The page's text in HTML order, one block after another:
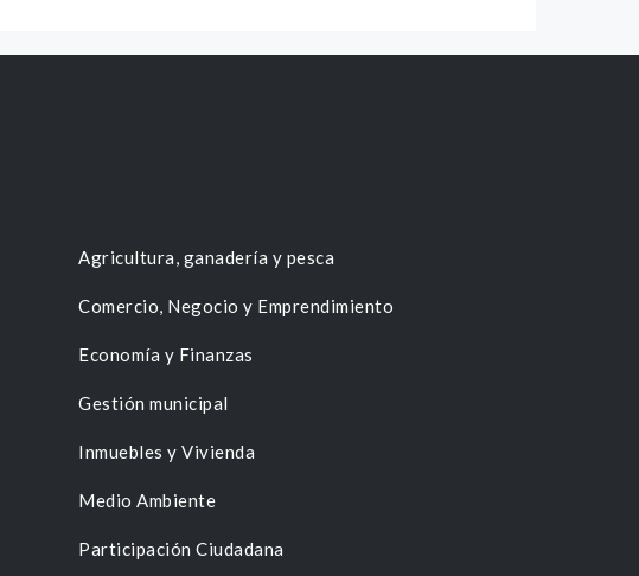
Agricultura, ganadería y pesca
Comercio, Negocio y Emprendimiento
Economía y Finanzas
Gestión municipal
Inmuebles y Vivienda
Medio Ambiente
Participación Ciudadana